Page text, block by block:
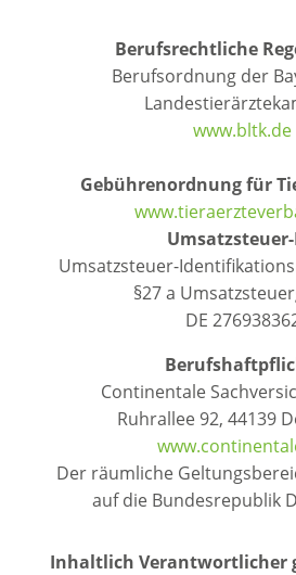
Berufsrechtliche
Berufsordnung der
www.bltk.de
Gebührenordnung für
Umsatzsteuer-
§27 a
DE
Continentale
Ruhrallee 92, 44139
Der räumliche
auf die Bundesrepublik
Inhaltlich Verantwortlicher